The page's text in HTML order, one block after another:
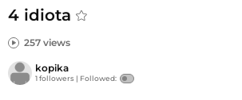
4 idiota
257 views
kopika
1 followers | Followed: